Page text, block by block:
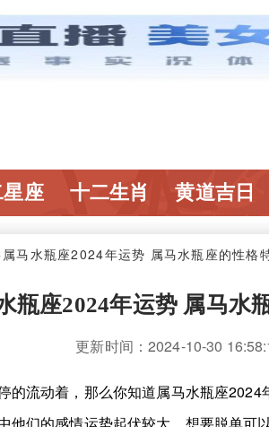
座 十二生肖 黄道吉日
属马水瓶座2024年运势 属马水瓶座的性格
瓶座2024年运势 属马水
更新时间：2024-10-30
流动着，那么你知道属马水瓶座2024